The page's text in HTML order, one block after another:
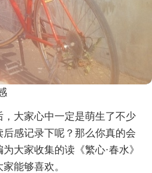
大家心中一定是萌生了不少
感记录下呢？那么你真的会
大家收集的读《繁心·春水》
能够喜欢。